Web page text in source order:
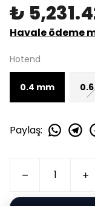
₺
Havale ödeme
Hotend
0.4 mm
Paylaş: